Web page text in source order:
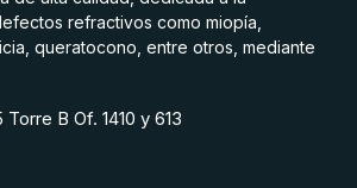
refractivos como miopía,
queratocono, entre otros, mediante
B Of. 1410 y 613